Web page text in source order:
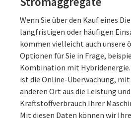
Wenn Sie über den Kauf eines
langfristigen oder häufigen
kommen vielleicht auch unsere
Optionen für Sie in Frage,
Kombination mit
ist die Online-Überwachung, mit
anderen Ort aus die Leistung
Kraftstoffverbrauch Ihrer
Mit diesen Daten können wir